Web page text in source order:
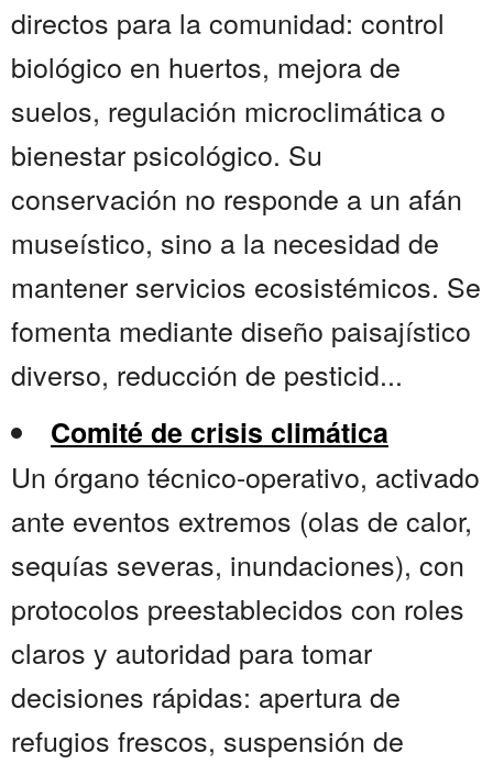
directos para la comunidad: control
biológico en huertos, mejora de
suelos, regulación microclimática o
bienestar psicológico. Su
conservación no responde a un afán
museístico, sino a la necesidad de
mantener servicios ecosistémicos. Se
fomenta mediante diseño paisajístico
diverso, reducción de pesticid...
Comité de crisis climática
Un órgano técnico-operativo, activado
ante eventos extremos (olas de calor,
sequías severas, inundaciones), con
protocolos preestablecidos con roles
claros y autoridad para tomar
decisiones rápidas: apertura de
refugios frescos, suspensión de